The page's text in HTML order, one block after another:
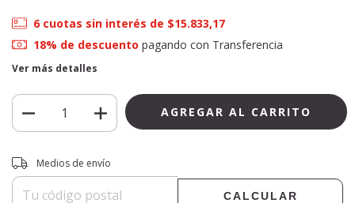
6 cuotas sin interés de $15.833,17
18% de descuento pagando con Transferencia
Ver más detalles
Entregas para el CP:
Medios de envío
CALCULAR